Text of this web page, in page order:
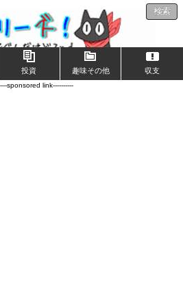
検索
投資 趣味その他 収支
sponsored link----------